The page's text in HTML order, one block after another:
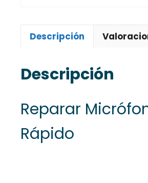
Descripción
Descripción
Reparar
Rápido